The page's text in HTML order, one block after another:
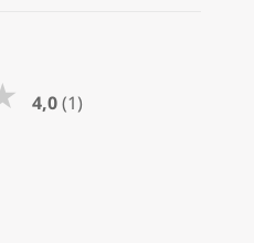
4,0 (1)